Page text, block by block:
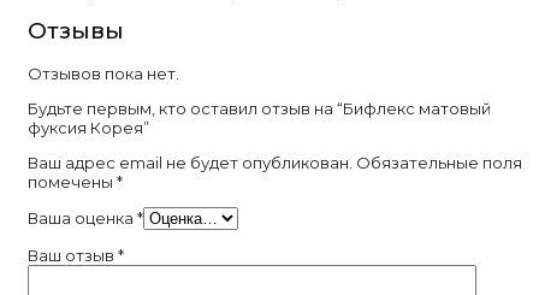
Отзывы
Отзывов пока нет.
Будьте первым, кто оставил отзыв на “Бифлекс матовый
фуксия Корея”
Ваш адрес email не будет опубликован. Обязательные поля
помечены *
Ваша оценка *
Ваш отзыв *